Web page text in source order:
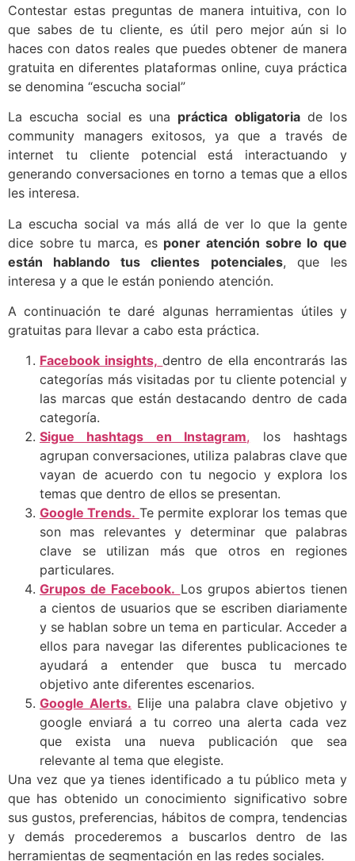
Contestar estas preguntas de manera intuitiva, con lo
que sabes de tu cliente, es útil pero mejor aún si lo
haces con datos reales que puedes obtener de manera
gratuita en diferentes plataformas online, cuya práctica
se denomina “escucha social”
La escucha social es una práctica obligatoriade los
community managers exitosos, ya que a través de
internet tu cliente potencial está interactuando y
generando conversaciones en torno a temas que a ellos
les interesa.
La escucha social va más allá de ver lo que la gente
dice sobre tu marca, es poner atención sobre lo que
están hablando tus clientes
potenciales, que les
interesa y a que le están poniendo atención.
A continuación te daré algunas herramientas útiles y
gratuitas para llevar a cabo esta práctica.
Facebook insights, dentro de ella encontrarás las
categorías más visitadas por tu cliente potencial y
las marcas que están destacando dentro de cada
categoría.
Sigue hashtags en Instagram, los hashtags
agrupan conversaciones, utiliza palabras clave que
vayan de acuerdo con tu negocio y explora los
temas que dentro de ellos se presentan.
Google Trends. Te permite explorar los temas que
son mas relevantes y determinar que palabras
clave se utilizan más que otros en regiones
particulares.
Grupos de Facebook. Los grupos abiertos tienen
a cientos de usuarios que se escriben diariamente
y se hablan sobre un tema en particular. Acceder a
ellos para navegar las diferentes publicaciones te
ayudará a entender que busca tu mercado
objetivo ante diferentes escenarios.
Google Alerts. Elije una palabra clave objetivo y
google enviará a tu correo una alerta cada vez
que exista una nueva publicación que sea
relevante al tema que elegiste.
Una vez que ya tienes identificado a tu público meta y
que has obtenido un conocimiento significativo sobre
sus gustos, preferencias, hábitos de compra, tendencias
y demás procederemos a buscarlos dentro de las
herramientas de segmentación en las redes sociales.